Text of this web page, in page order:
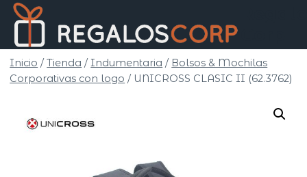
Saltar
contenido
Inicio / Tienda / Indumentaria / Bolsos & Mochilas
Corporativas con logo / UNICROSS CLASIC II (62.3762)